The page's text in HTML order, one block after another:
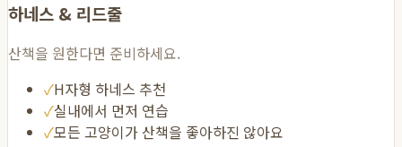
하네스 & 리드줄
산책을 원한다면 준비하세요.
✓H자형 하네스 추천
✓실내에서 먼저 연습
✓모든 고양이가 산책을 좋아하진 않아요